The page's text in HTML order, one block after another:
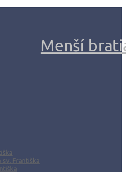
Menší
Františka